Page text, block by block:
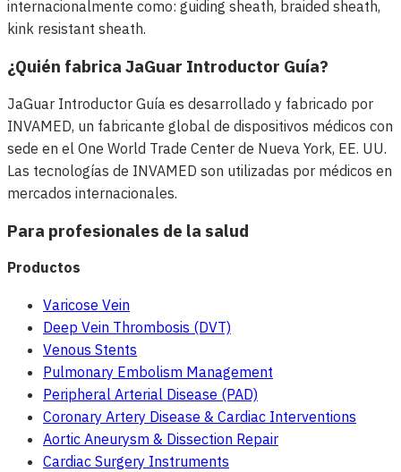
internacionalmente como: guiding sheath, braided sheath,
kink resistant sheath.
¿Quién fabrica JaGuar Introductor Guía?
JaGuar Introductor Guía es desarrollado y fabricado por
INVAMED, un fabricante global de dispositivos médicos con
sede en el One World Trade Center de Nueva York, EE. UU.
Las tecnologías de INVAMED son utilizadas por médicos en
mercados internacionales.
Para profesionales de la salud
Productos
Varicose Vein
Deep Vein Thrombosis (DVT)
Venous Stents
Pulmonary Embolism Management
Peripheral Arterial Disease (PAD)
Coronary Artery Disease & Cardiac Interventions
Aortic Aneurysm & Dissection Repair
Cardiac Surgery Instruments